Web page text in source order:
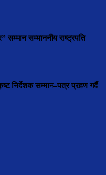
सम्मान सम्माननीय राष्ट्रपति
निर्देशक सम्मान–पत्र प्रहण गर्दै